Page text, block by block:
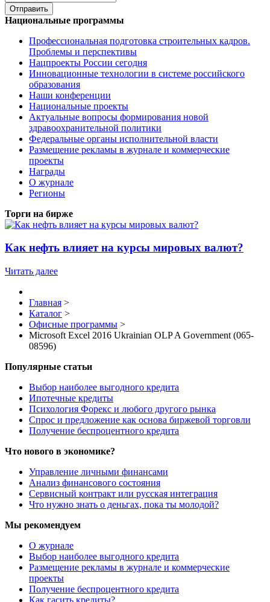
Национальные программы
Профессиональная подготовка строительных кадров.
Проблемы и перспективы
Нацпроекты России сегодня
Инновационные технологии в системе российского
образования
Наши конференции
Национальные проекты
Актуальные вопросы формирования новой
здравоохранительной политики
Федеральные органы исполнительной власти
Размещение рекламы в журнале и коммерческие
проекты
Награды
О журнале
Регионы
Торги на бирже
Как нефть влияет на курсы мировых валют?
Читать далее
Главная >
Каталог >
Офисные программы >
Microsoft Excel 2016 Ukrainian OLP A Government (065-
08596)
Популярные статьи
Выбор наиболее выгодного кредита
Ипотечные кредиты
Психология Форекс и любого другого рынка
Спрос и предложение как основа биржевой торговли
Получение беспроцентного кредита
Что нового в экономике?
Управление личными финансами
Анализ финансового состояния
Сервисный контракт или русская интеграция
Что нужно знать о деньгах, пока ты молодой?
Мы рекомендуем
О журнале
Выбор наиболее выгодного кредита
Размещение рекламы в журнале и коммерческие
проекты
Получение беспроцентного кредита